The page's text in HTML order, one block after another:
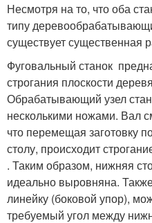
Несмотря на то, что оба
типу
существует существенная
Фуговальный станок
строгания плоскости
Обрабатывающий узел
несколькими ножами. Вал
что перемещая заготовку
столу, происходит
. Таким образом, нижняя
идеально выровняна.
линейку (боковой упор),
требуемый угол между